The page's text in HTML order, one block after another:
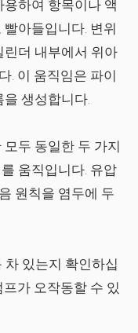
하여 항목이나 액
아들입니다. 변위
린더 내부에서 위아
. 이 움직임은 파이
생성합니다.
두 동일한 두 가지
움직입니다. 유압
원칙을 염두에 두
차 있는지 확인하십
가 오작동할 수 있